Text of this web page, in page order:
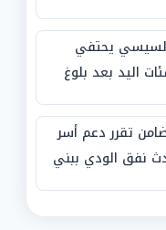
يحتفي
اليد بعد بلوغ
كأس العالم
تقرر دعم أسر
نفق الودي ببني